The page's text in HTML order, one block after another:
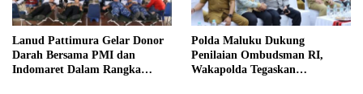
Lanud Pattimura Gelar Donor
Darah Bersama PMI dan
Indomaret Dalam Rangka
Polda Maluku Dukung
Penilaian Ombudsman RI,
Wakapolda Tegaskan